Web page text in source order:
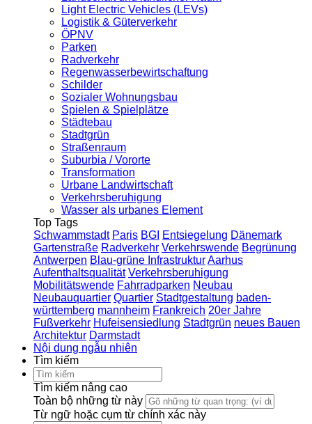
Light Electric Vehicles (LEVs)
Logistik & Güterverkehr
ÖPNV
Parken
Radverkehr
Regenwasserbewirtschaftung
Schilder
Sozialer Wohnungsbau
Spielen & Spielplätze
Städtebau
Stadtgrün
Straßenraum
Suburbia / Vororte
Transformation
Urbane Landwirtschaft
Verkehrsberuhigung
Wasser als urbanes Element
Top Tags
Schwammstadt Paris BGI Entsiegelung Dänemark
Gartenstraße Radverkehr Verkehrswende Begrünung
Antwerpen Blau-grüne InfrastrukturAarhus
Aufenthaltsqualität Verkehrsberuhigung
Mobilitätswende Fahrradparken Neubau
Neubauquartier Quartier Stadtgestaltung baden-
württemberg mannheim Frankreich 20er Jahre
Fußverkehr Hufeisensiedlung Stadtgrün neues Bauen
Architektur Darmstadt
Nội dung ngẫu nhiên
Tìm kiếm
Tìm kiếm nâng cao
Toàn bộ những từ này
Từ ngữ hoặc cụm từ chính xác này